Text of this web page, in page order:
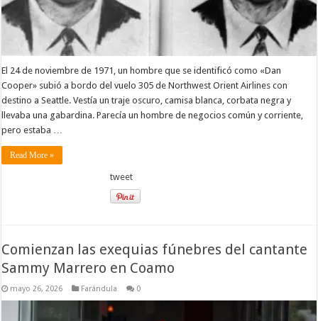
El 24 de noviembre de 1971, un hombre que se identificó como «Dan
Cooper» subió a bordo del vuelo 305 de Northwest Orient Airlines con
destino a Seattle. Vestía un traje oscuro, camisa blanca, corbata negra y
llevaba una gabardina. Parecía un hombre de negocios común y corriente,
pero estaba …
Read More »
tweet
Comienzan las exequias fúnebres del cantante
Sammy Marrero en Coamo
mayo 26, 2026 Farándula 0